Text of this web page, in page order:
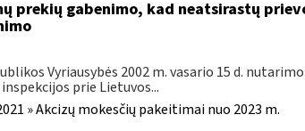
prekių gabenimo, kad neatsirastų
Vyriausybės 2002 m. vasario 15 d. nutarimo
prie Lietuvos...
» Akcizų mokesčių pakeitimai nuo 2023 m.